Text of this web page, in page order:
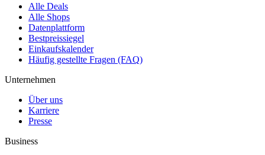
Alle Deals
Alle Shops
Datenplattform
Bestpreissiegel
Einkaufskalender
Häufig gestellte Fragen (FAQ)
Unternehmen
Über uns
Karriere
Presse
Business